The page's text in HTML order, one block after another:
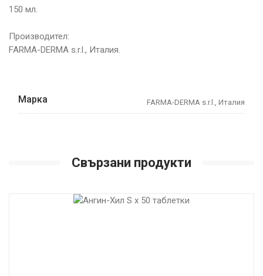
150 мл.
Производител:
FARMA-DERMA s.r.l., Италия.
Марка FARMA-DERMA s.r.l., Италия
Свързани продукти